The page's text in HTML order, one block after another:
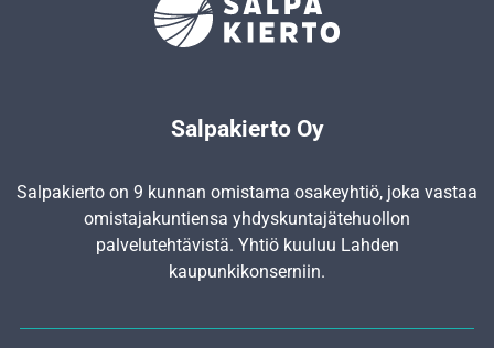
Salpakierto Oy
Salpakierto on 9 kunnan omistama osakeyhtiö, joka vastaa
omistajakuntiensa yhdyskunta­jätehuollon
palvelutehtävistä. Yhtiö kuuluu Lahden
kaupunkikonserniin.